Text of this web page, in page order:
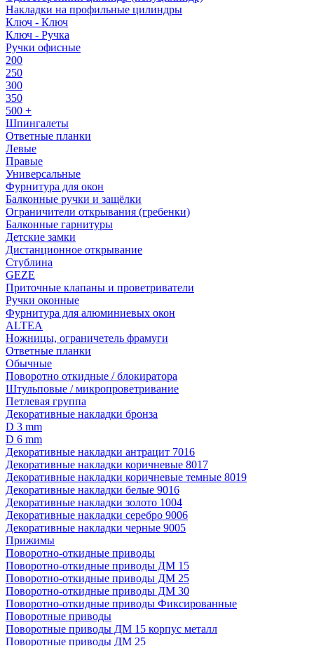
Накладки на профильные цилиндры
Ключ - Ключ
Ключ - Ручка
Ручки офисные
200
250
300
350
500 +
Шпингалеты
Ответные планки
Левые
Правые
Универсальные
Фурнитура для окон
Балконные ручки и защёлки
Ограничители открывания (гребенки)
Балконные гарнитуры
Детские замки
Дистанционное открывание
Стублина
GEZE
Приточные клапаны и проветриватели
Ручки оконные
Фурнитура для алюминиевых окон
ALTEA
Ножницы, ограничетель фрамуги
Ответные планки
Обычные
Поворотно откидные / блокиратора
Штульповые / микропроветривание
Петлевая группа
Декоративные накладки бронза
D 3 mm
D 6 mm
Декоративные накладки антрацит 7016
Декоративные накладки коричневые 8017
Декоративные накладки коричневые темные 8019
Декоративные накладки белые 9016
Декоративные накладки золото 1004
Декоративные накладки серебро 9006
Декоративные накладки черные 9005
Прижимы
Поворотно-откидные приводы
Поворотно-откидные приводы ДМ 15
Поворотно-откидные приводы ДМ 25
Поворотно-откидные приводы ДМ 30
Поворотно-откидные приводы Фиксированные
Поворотные приводы
Поворотные приводы ДМ 15 корпус металл
Поворотные приводы ДМ 25